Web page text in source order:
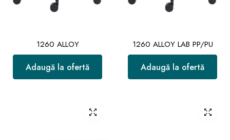
1260 ALLOY
Adaugă la ofertă
1260 ALLOY LAB PP/PU
Adaugă la ofertă